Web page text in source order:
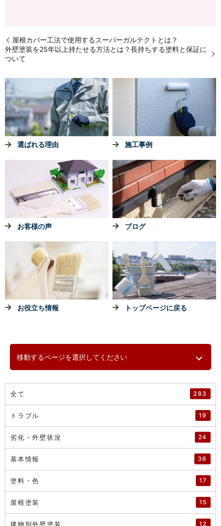
屋根カバー工法で使用するスーパーガルテクトとは？
外壁塗装を25年以上持たせる方法とは？長持ちする塗料と保証に
ついて
選ばれる理由 施工事例
お客様の声 ブログ
お役立ち情報 トップページに戻る
移動するページを選択してください
全て 283
トラブル 19
劣化・外壁状況 24
基本情報 36
塗料・色 17
屋根塗装 15
建物別外壁塗装 12